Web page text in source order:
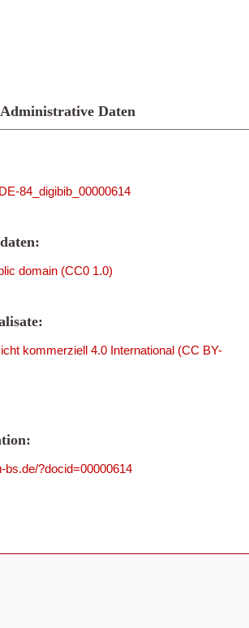
Administrative Daten
84_digibib_00000614
domain (CC0 1.0)
kommerziell 4.0 International (CC BY-
bs.de/?docid=00000614